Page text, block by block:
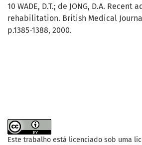
10 WADE, D.T.; de JONG, D.A. Recent
rehabilitation. British Medical
p.1385-1388, 2000.
Este trabalho está licenciado sob uma